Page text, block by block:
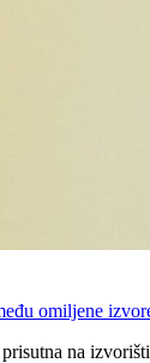
omiljene
na